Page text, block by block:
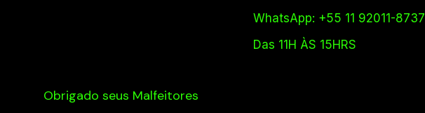
Obrigado seus Malfeitores
WhatsApp: +55 11 92011-8737
Das 11H ÀS 15HRS